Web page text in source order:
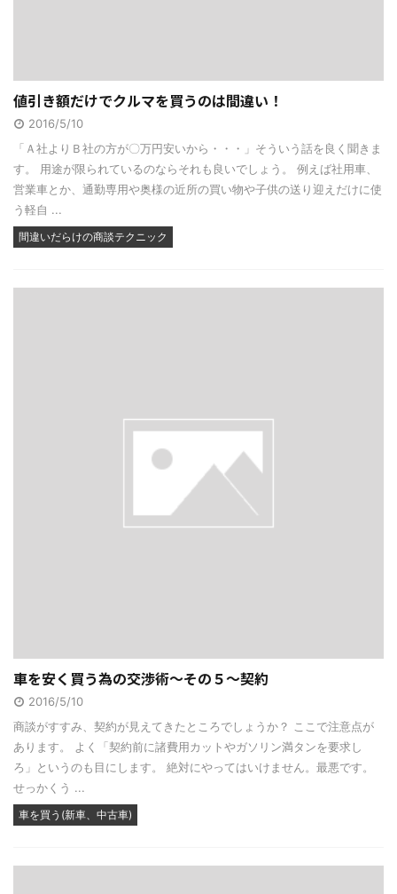
値引き額だけでクルマを買うのは間違い！
2016/5/10
「Ａ社よりＢ社の方が〇万円安いから・・・」そういう話を良く聞きま
す。 用途が限られているのならそれも良いでしょう。 例えば社用車、
営業車とか、通勤専用や奥様の近所の買い物や子供の送り迎えだけに使
う軽自 ...
間違いだらけの商談テクニック
車を安く買う為の交渉術～その５～契約
2016/5/10
商談がすすみ、契約が見えてきたところでしょうか？ ここで注意点が
あります。 よく「契約前に諸費用カットやガソリン満タンを要求し
ろ」というのも目にします。 絶対にやってはいけません。最悪です。
せっかくう ...
車を買う(新車、中古車)